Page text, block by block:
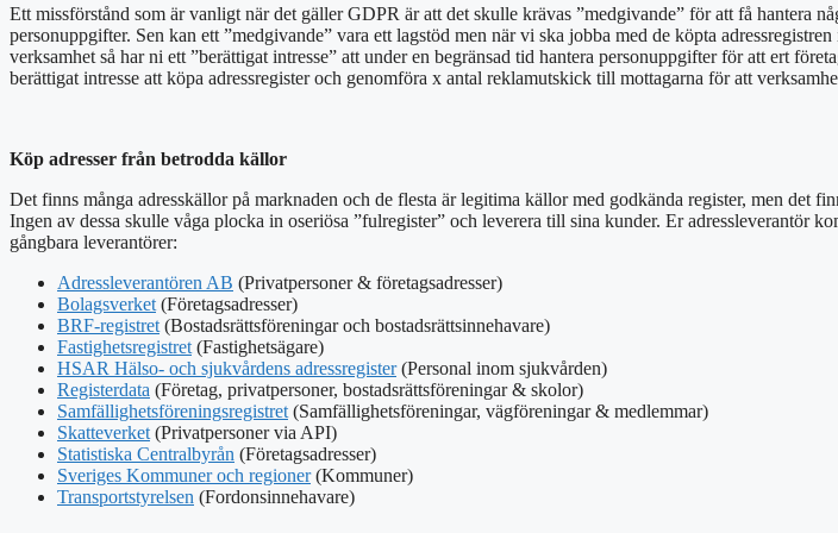
Ett missförstånd som är vanligt när det gäller GDPR är att det skulle krävas ”medgivande” för att få hantera
personuppgifter. Sen kan ett ”medgivande” vara ett lagstöd men när vi ska jobba med de köpta
verksamhet så har ni ett ”berättigat intresse” att under en begränsad tid hantera personuppgifter för att ert
berättigat intresse att köpa adressregister och genomföra x antal reklamutskick till mottagarna för att
Köp adresser från betrodda källor
Det finns många adresskällor på marknaden och de flesta är legitima källor med godkända register, men det
Ingen av dessa skulle våga plocka in oseriösa ”fulregister” och leverera till sina kunder. Er adressleverantör
gångbara leverantörer:
Adressleverantören AB (Privatpersoner & företagsadresser)
Bolagsverket (Företagsadresser)
BRF-registret (Bostadsrättsföreningar och bostadsrättsinnehavare)
Fastighetsregistret (Fastighetsägare)
HSAR Hälso- och sjukvårdens adressregister(Personal inom sjukvården)
Registerdata (Företag, privatpersoner, bostadsrättsföreningar & skolor)
Samfällighetsföreningsregistret (Samfällighetsföreningar, vägföreningar & medlemmar)
Skatteverket (Privatpersoner via API)
Statistiska Centralbyrån (Företagsadresser)
Sveriges Kommuner och regioner(Kommuner)
Transportstyrelsen (Fordonsinnehavare)